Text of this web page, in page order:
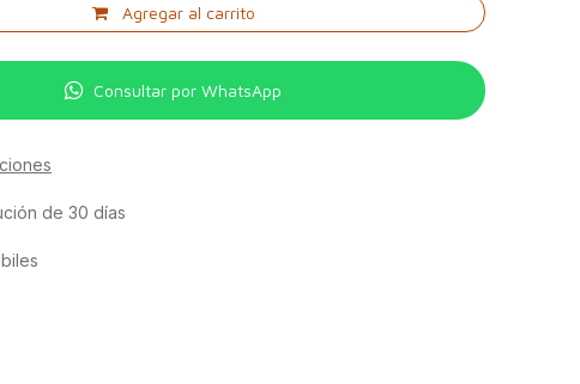
Agregar al carrito
Consultar por WhatsApp
de 30 días